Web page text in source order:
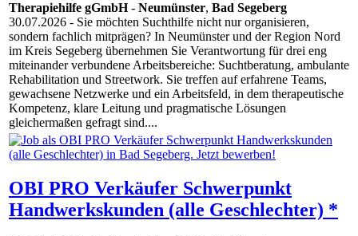
Therapiehilfe gGmbH- Neumünster, Bad Segeberg
30.07.2026 - Sie möchten Suchthilfe nicht nur organisieren,
sondern fachlich mitprägen? In Neumünster und der Region Nord
im Kreis Segeberg übernehmen Sie Verantwortung für drei eng
miteinander verbundene Arbeitsbereiche: Suchtberatung, ambulante
Rehabilitation und Streetwork. Sie treffen auf erfahrene Teams,
gewachsene Netzwerke und ein Arbeitsfeld, in dem therapeutische
Kompetenz, klare Leitung und pragmatische Lösungen
gleichermaßen gefragt sind....
OBI PRO Verkäufer Schwerpunkt
Handwerkskunden (alle Geschlechter) *